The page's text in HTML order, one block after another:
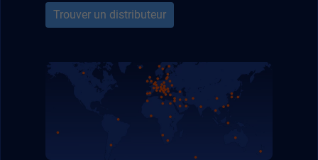
Trouver un distributeur